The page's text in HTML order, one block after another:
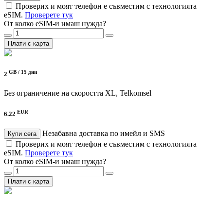
Проверих и моят телефон е съвместим с технологията
eSIM. Проверете тук
От колко eSIM-и имаш нужда?
Плати с карта
2 GB / 15 дни
Без ограничение на скоростта XL, Telkomsel
6.22 EUR
Купи сега
Незабавна доставка по имейл и SMS
Проверих и моят телефон е съвместим с технологията
eSIM. Проверете тук
От колко eSIM-и имаш нужда?
Плати с карта